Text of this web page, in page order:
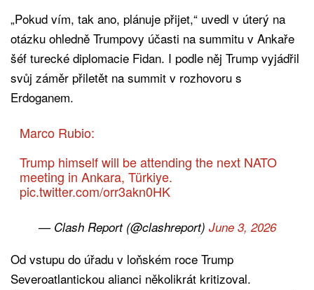
„Pokud vím, tak ano, plánuje přijet,“ uvedl v úterý na
otázku ohledně Trumpovy účasti na summitu v Ankaře
šéf turecké diplomacie Fidan. I podle něj Trump vyjádřil
svůj záměr přiletět na summit v rozhovoru s
Erdoganem.
Marco Rubio:
Trump himself will be attending the next NATO
meeting in Ankara, Türkiye.
pic.twitter.com/orr3akn0HK
— Clash Report (@clashreport) June 3, 2026
Od vstupu do úřadu v loňském roce Trump
Severoatlantickou alianci několikrát kritizoval.